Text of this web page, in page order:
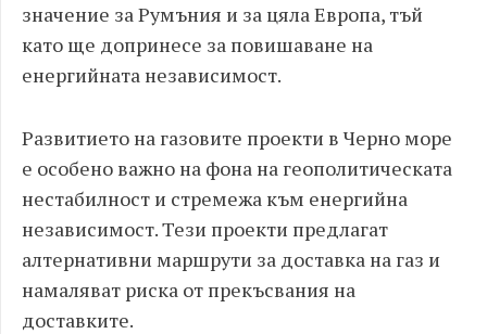
значение за Румъния и за цяла Европа, тъй
като ще допринесе за повишаване на
енергийната независимост.
Развитието на газовите проекти в Черно море
е особено важно на фона на геополитическата
нестабилност и стремежа към енергийна
независимост. Тези проекти предлагат
алтернативни маршрути за доставка на газ и
намаляват риска от прекъсвания на
доставките.